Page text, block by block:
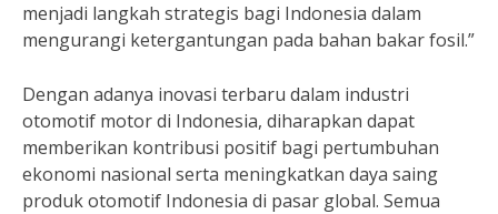
menjadi langkah strategis bagi Indonesia dalam
mengurangi ketergantungan pada bahan bakar fosil.”
Dengan adanya inovasi terbaru dalam industri
otomotif motor di Indonesia, diharapkan dapat
memberikan kontribusi positif bagi pertumbuhan
ekonomi nasional serta meningkatkan daya saing
produk otomotif Indonesia di pasar global. Semua